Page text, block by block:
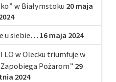
w Białymstoku 20 maja
u siebie… 16 maja 2024
LO w Olecku triumfuje w
Pożarom” 29
2024